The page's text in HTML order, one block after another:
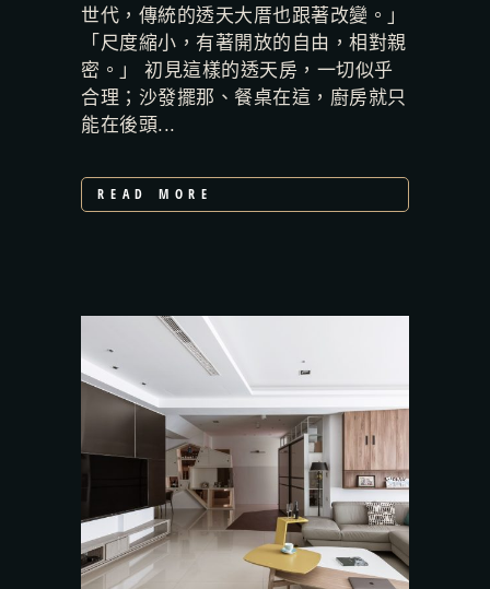
世代，傳統的透天大厝也跟著改變。」
「尺度縮小，有著開放的自由，相對親
密。」 初見這樣的透天房，一切似乎
合理；沙發擺那、餐桌在這，廚房就只
能在後頭...
READ MORE